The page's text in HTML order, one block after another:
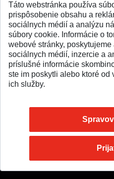
SPÄŤ
Táto webstránka používa
prispôsobenie obsahu a
sociálnych médií a analýzu
súbory cookie. Informácie o
webové stránky,
sociálnych médií, inzercie a
príslušné informácie
ste im poskytli alebo ktoré
ich služby.